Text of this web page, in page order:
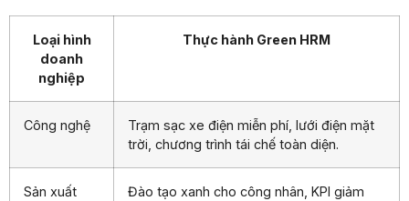
Loại hình
doanh
nghiệp
Thực hành Green HRM
Công nghệ
Trạm sạc xe điện miễn phí, lưới điện mặt
trời, chương trình tái chế toàn diện.
Sản xuất
Đào tạo xanh cho công nhân, KPI giảm